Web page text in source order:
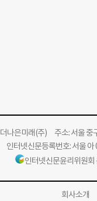
더나은미래(주)주소: 서울 중
인터넷신문등록번호: 서울
인터넷신문윤리위원
회사소개